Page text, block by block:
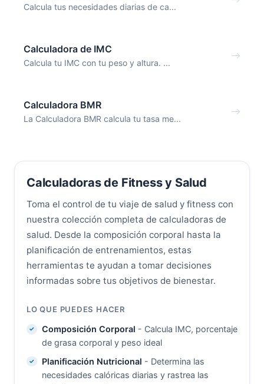
Calcula tus necesidades diarias de ca...
Calculadora de IMC
Calcula tu IMC con tu peso y altura. ...
Calculadora BMR
La Calculadora BMR calcula tu tasa me...
Calculadoras de Fitness y Salud
Toma el control de tu viaje de salud y fitness con
nuestra colección completa de calculadoras de
salud. Desde la composición corporal hasta la
planificación de entrenamientos, estas
herramientas te ayudan a tomar decisiones
informadas sobre tus objetivos de bienestar.
LO QUE PUEDES HACER
Composición Corporal - Calcula IMC, porcentaje
de grasa corporal y peso ideal
Planificación Nutricional - Determina las
necesidades calóricas diarias y rastrea las